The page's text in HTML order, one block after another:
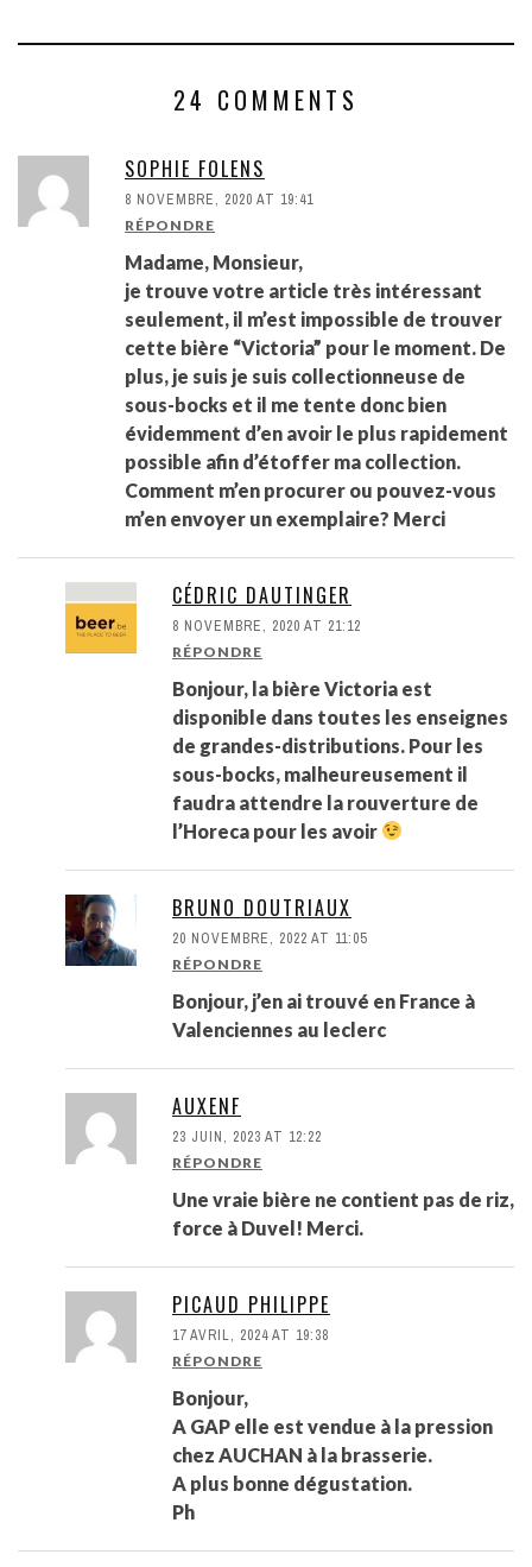
24 COMMENTS
SOPHIE FOLENS
8 NOVEMBRE, 2020 AT 19:41
RÉPONDRE
Madame, Monsieur,
je trouve votre article très intéressant
seulement, il m’est impossible de trouver
cette bière “Victoria” pour le moment. De
plus, je suis je suis collectionneuse de
sous-bocks et il me tente donc bien
évidemment d’en avoir le plus rapidement
possible afin d’étoffer ma collection.
Comment m’en procurer ou pouvez-vous
m’en envoyer un exemplaire? Merci
CÉDRIC DAUTINGER
8 NOVEMBRE, 2020 AT 21:12
RÉPONDRE
Bonjour, la bière Victoria est
disponible dans toutes les enseignes
de grandes-distributions. Pour les
sous-bocks, malheureusement il
faudra attendre la rouverture de
l’Horeca pour les avoir
BRUNO DOUTRIAUX
20 NOVEMBRE, 2022 AT 11:05
RÉPONDRE
Bonjour, j’en ai trouvé en France à
Valenciennes au leclerc
AUXENF
23 JUIN, 2023 AT 12:22
RÉPONDRE
Une vraie bière ne contient pas de riz,
force à Duvel! Merci.
PICAUD PHILIPPE
17 AVRIL, 2024 AT 19:38
RÉPONDRE
Bonjour,
A GAP elle est vendue à la pression
chez AUCHAN à la brasserie.
A plus bonne dégustation.
Ph